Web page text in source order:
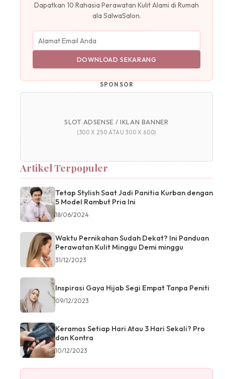
Dapatkan 10 Rahasia Perawatan Kulit Alami di Rumah
ala SalwaSalon.
DOWNLOAD SEKARANG
SPONSOR
SLOT ADSENSE / IKLAN BANNER
(300 X 250 ATAU 300 X 600)
Artikel Terpopuler
Tetap Stylish Saat Jadi Panitia Kurban dengan
5 Model Rambut Pria Ini
18/06/2024
Waktu Pernikahan Sudah Dekat? Ini Panduan
Perawatan Kulit Minggu Demi minggu
31/12/2023
Inspirasi Gaya Hijab Segi Empat Tanpa Peniti
09/12/2023
Keramas Setiap Hari Atau 3 Hari Sekali? Pro
dan Kontra
10/12/2023